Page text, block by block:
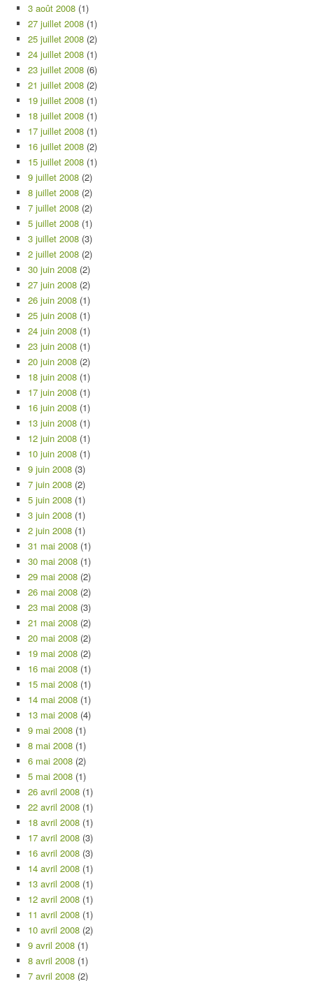
3 août 2008 (1)
27 juillet 2008 (1)
25 juillet 2008 (2)
24 juillet 2008 (1)
23 juillet 2008 (6)
21 juillet 2008 (2)
19 juillet 2008 (1)
18 juillet 2008 (1)
17 juillet 2008 (1)
16 juillet 2008 (2)
15 juillet 2008 (1)
9 juillet 2008 (2)
8 juillet 2008 (2)
7 juillet 2008 (2)
5 juillet 2008 (1)
3 juillet 2008 (3)
2 juillet 2008 (2)
30 juin 2008 (2)
27 juin 2008 (2)
26 juin 2008 (1)
25 juin 2008 (1)
24 juin 2008 (1)
23 juin 2008 (1)
20 juin 2008 (2)
18 juin 2008 (1)
17 juin 2008 (1)
16 juin 2008 (1)
13 juin 2008 (1)
12 juin 2008 (1)
10 juin 2008 (1)
9 juin 2008 (3)
7 juin 2008 (2)
5 juin 2008 (1)
3 juin 2008 (1)
2 juin 2008 (1)
31 mai 2008 (1)
30 mai 2008 (1)
29 mai 2008 (2)
26 mai 2008 (2)
23 mai 2008 (3)
21 mai 2008 (2)
20 mai 2008 (2)
19 mai 2008 (2)
16 mai 2008 (1)
15 mai 2008 (1)
14 mai 2008 (1)
13 mai 2008 (4)
9 mai 2008 (1)
8 mai 2008 (1)
6 mai 2008 (2)
5 mai 2008 (1)
26 avril 2008 (1)
22 avril 2008 (1)
18 avril 2008 (1)
17 avril 2008 (3)
16 avril 2008 (3)
14 avril 2008 (1)
13 avril 2008 (1)
12 avril 2008 (1)
11 avril 2008 (1)
10 avril 2008 (2)
9 avril 2008 (1)
8 avril 2008 (1)
7 avril 2008 (2)